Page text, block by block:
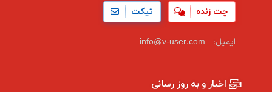
چت زنده تیکت
ایمیل: info@v-user.com
اخبار و به روز رسانی